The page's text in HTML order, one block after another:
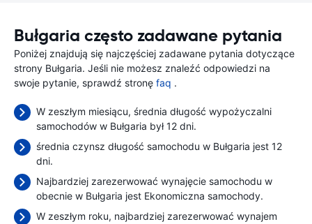
Bułgaria często zadawane pytania
Poniżej znajdują się najczęściej zadawane pytania dotyczące
strony Bułgaria. Jeśli nie możesz znaleźć odpowiedzi na
swoje pytanie, sprawdź stronę faq .
W zeszłym miesiącu, średnia długość wypożyczalni
samochodów w Bułgaria był 12 dni.
średnia czynsz długość samochodu w Bułgaria jest 12
dni.
Najbardziej zarezerwować wynajęcie samochodu w
obecnie w Bułgaria jest Ekonomiczna samochody.
W zeszłym roku, najbardziej zarezerwować wynajem